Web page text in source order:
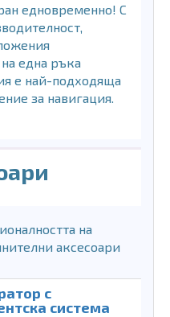
едновременно! С
една ръка
е най-подходяща
за навигация.
на
аксесоари
с
система